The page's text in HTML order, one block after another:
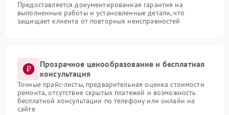
Предоставляется документированная гарантия на
выполненные работы и установленные детали, что
защищает клиента от повторных неисправностей
Прозрачное ценообразование и бесплатная
консультация
Точные прайс-листы, предварительная оценка стоимости
ремонта, отсутствие скрытых платежей и возможность
бесплатной консультации по телефону или онлайн на
сайте